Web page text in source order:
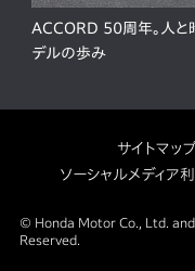
ACCORD 50周年。人と
デルの歩み
サイトマッ
ソーシャルメディア
© Honda Motor Co., Ltd.
Reserved.